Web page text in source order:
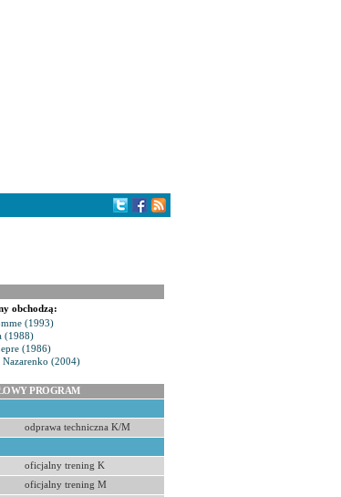
obchodzą:
(1993)
(1988)
(1986)
Nazarenko (2004)
PROGRAM
odprawa techniczna K/M
oficjalny trening K
oficjalny trening M